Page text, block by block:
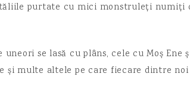
purtate cu mici monstruleți numiți
se lasă cu plâns, cele cu Moș Ene
și multe altele pe care fiecare dintre